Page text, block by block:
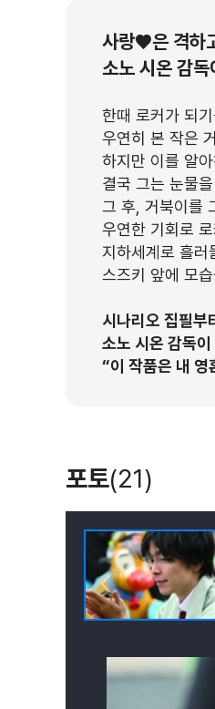
사랑♥은 격하
소노 시온 감
한때 로커가 되
우연히 본 작은
하지만 이를 알
결국 그는 눈물
그 후, 거북이를
우연한 기회로
지하세계로 흘러
스즈키 앞에 모
시나리오 집필
소노 시온 감독
“이 작품은 내
포토(21)